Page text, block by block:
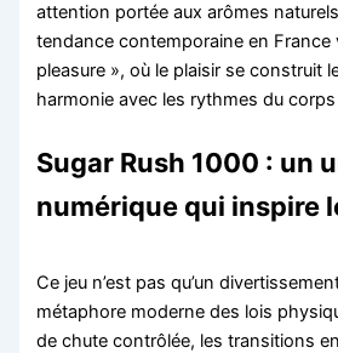
attention portée aux arômes
tendance contemporaine en France
pleasure », où le plaisir se construit
harmonie avec les rythmes du corps
Sugar Rush 1000 : un
numérique qui inspire
Ce jeu n’est pas qu’un
métaphore moderne des lois
de chute contrôlée, les transitions